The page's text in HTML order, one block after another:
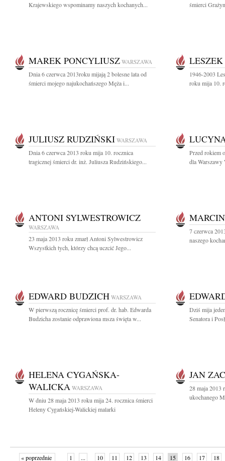
Krajewskiego wspominamy naszych kochanych...
śmierci
MAREK PONCYLIUSZ WARSZAWA
Dnia 6 czerwca 2013roku mijają 2 bolesne lata od
śmierci mojego najukochańszego Męża i...
1946-2003
roku mija 10.
JULIUSZ RUDZIŃSKI WARSZAWA
Dnia 6 czerwca 2013 roku mija 10. rocznica
tragicznej śmierci dr. inż. Juliusza Rudzińskiego...
Przed rokiem
dla Warszawy
ANTONI SYLWESTROWICZ
WARSZAWA
23 maja 2013 roku zmarł Antoni Sylwestrowicz
Wszystkich tych, którzy chcą uczcić Jego...
7 czerwca
naszego
EDWARD BUDZICH WARSZAWA
W pierwszą rocznicę śmierci prof. dr. hab. Edwarda
Budzicha zostanie odprawiona msza święta w...
Dziś mija
Senatora i
HELENA CYGAŃSKA-
WALICKA WARSZAWA
W dniu 28 maja 2013 roku mija 24. rocznica śmierci
Heleny Cygańskiej-Walickiej malarki
JAN
28 maja 2013
ukochanego
« poprzednie 1 ... 10 11 12 13 14 15 16 17 18